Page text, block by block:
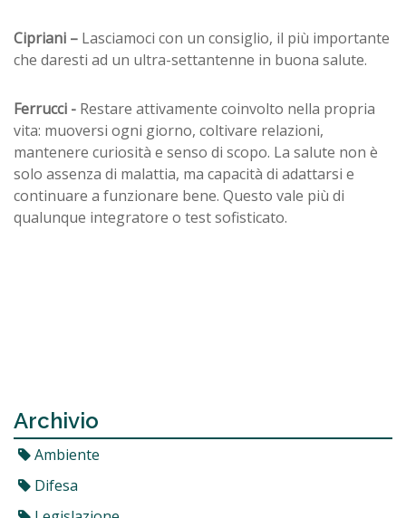
Cipriani – Lasciamoci con un consiglio, il più importante
che daresti ad un ultra-settantenne in buona salute.
Ferrucci - Restare attivamente coinvolto nella propria
vita: muoversi ogni giorno, coltivare relazioni,
mantenere curiosità e senso di scopo. La salute non è
solo assenza di malattia, ma capacità di adattarsi e
continuare a funzionare bene. Questo vale più di
qualunque integratore o test sofisticato.
Archivio
Ambiente
Difesa